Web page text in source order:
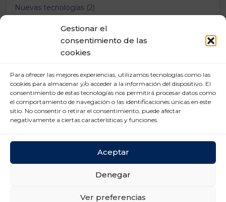
Gestionar el
consentimiento de las
cookies
Para ofrecer las mejores experiencias, utilizamos tecnologías como las
cookies para almacenar y/o acceder a la información del dispositivo. El
consentimiento de estas tecnologías nos permitirá procesar datos como
el comportamiento de navegación o las identificaciones únicas en este
sitio. No consentir o retirar el consentimiento, puede afectar
negativamente a ciertas características y funciones.
Aceptar
Denegar
Ver preferencias
Nuevas tecnologías (2)
Prevención Riesgos Laborales (12)
Relaciones laborales (11)